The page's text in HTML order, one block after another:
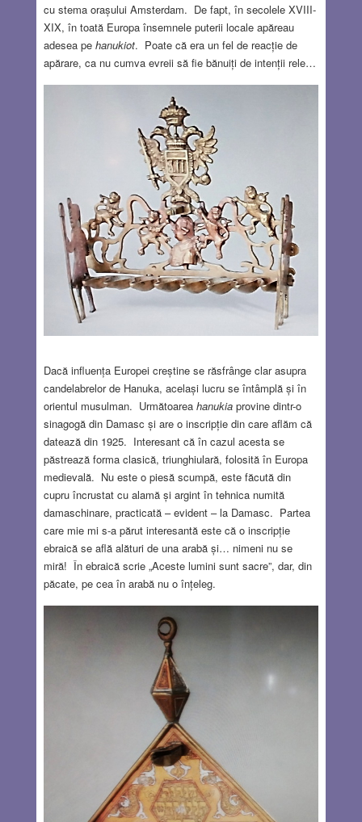
cu stema orașului Amsterdam. De fapt, în secolele XVIII-
XIX, în toată Europa însemnele puterii locale apăreau
adesea pe hanukiot. Poate că era un fel de reacție de
apărare, ca nu cumva evreii să fie bănuiți de intenții rele…
Dacă influența Europei creștine se răsfrânge clar asupra
candelabrelor de Hanuka, același lucru se întâmplă și în
orientul musulman. Următoarea hanukiaprovine dintr-o
sinagogă din Damasc și are o inscripție din care aflăm că
datează din 1925. Interesant că în cazul acesta se
păstrează forma clasică, triunghiulară, folosită în Europa
medievală. Nu este o piesă scumpă, este făcută din
cupru încrustat cu alamă și argint în tehnica numită
damaschinare, practicată – evident – la Damasc. Partea
care mie mi s-a părut interesantă este că o inscripție
ebraică se află alături de una arabă și… nimeni nu se
miră! În ebraică scrie „Aceste lumini sunt sacre”, dar, din
păcate, pe cea în arabă nu o înțeleg.